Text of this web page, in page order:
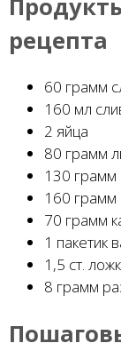
рецепта
60 грамм
160 мл
2 яйца
80 грамм
130 грамм
160 грамм
70 грамм
1 пакетик
1,5 ст.
8 грамм